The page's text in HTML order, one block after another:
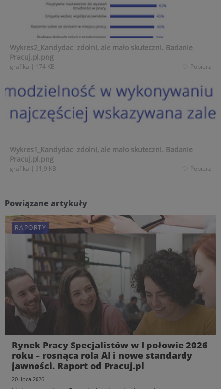
Wykres2_Kandydaci zdolni, ale mało skuteczni. Badanie
Pracuj.pl.png
grafika | 174 KB Pobierz
Wykres1_Kandydaci zdolni, ale mało skuteczni. Badanie
Pracuj.pl.png
grafika | 31,9 KB Pobierz
Powiązane artykuły
RAPORTY
Rynek Pracy Specjalistów w I połowie 2026
roku – rosnąca rola AI i nowe standardy
jawności. Raport od Pracuj.pl
20 lipca 2026